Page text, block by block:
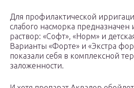
Для профилактической
слабого насморка предназначен
раствор: «Софт», «Норм» и
Варианты «Форте» и «Экстра
показали себя в комплексной
заложенности.